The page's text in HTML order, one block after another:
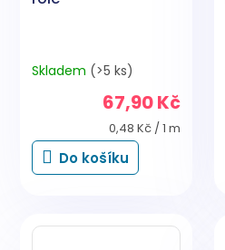
Skladem (>5 ks)
67,90 Kč
Měrná
cena:
0,48 Kč / 1 m
Do košíku